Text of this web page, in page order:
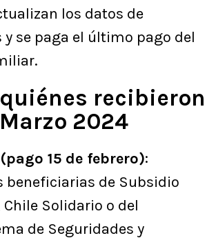
los datos de
se paga el último pago del
recibieron
2024
15 de febrero):
beneficiarias de Subsidio
Solidario o del
de Seguridades y